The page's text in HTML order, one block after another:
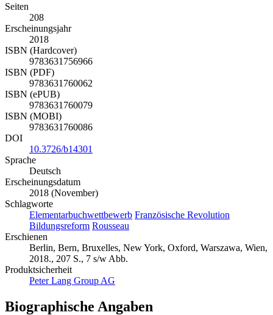
Seiten
208
Erscheinungsjahr
2018
ISBN (Hardcover)
9783631756966
ISBN (PDF)
9783631760062
ISBN (ePUB)
9783631760079
ISBN (MOBI)
9783631760086
DOI
10.3726/b14301
Sprache
Deutsch
Erscheinungsdatum
2018 (November)
Schlagworte
Elementarbuchwettbewerb Französische Revolution
Bildungsreform Rousseau
Erschienen
Berlin, Bern, Bruxelles, New York, Oxford, Warszawa, Wien,
2018., 207 S., 7 s/w Abb.
Produktsicherheit
Peter Lang Group AG
Biographische Angaben